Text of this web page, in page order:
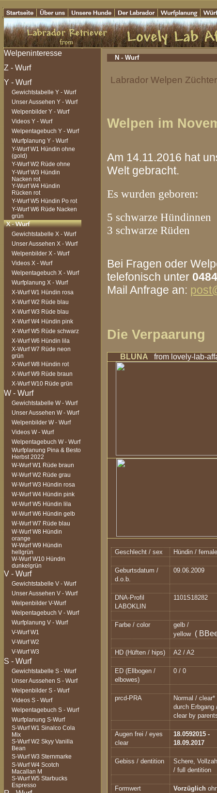
Gewichtstabelle Y - Wurf
Unser Aussehen Y - Wurf
Welpenbilder Y - Wurf
Videos Y - Wurf
Welpentagebuch Y - Wurf
Wurfplanung Y - Wurf
Y-Wurf W1 Hündin ohne
(gold)
Y-Wurf W2 Rüde ohne
Y-Wurf W3 Hündin
Nacken rot
Y-Wurf W4 Hündin
Rücken rot
Y-Wurf W5 Hündin Po rot
Y-Wurf W6 Rüde Nacken
grün
Gewichtstabelle X - Wurf
Unser Aussehen X - Wurf
Welpenbilder X - Wurf
Videos X - Wurf
Welpentagebuch X - Wurf
Wurfplanung X - Wurf
X-Wurf W1 Hündin rosa
X-Wurf W2 Rüde blau
X-Wurf W3 Rüde blau
X-Wurf W4 Hündin pink
X-Wurf W5 Rüde schwarz
X-Wurf W6 Hündin lila
X-Wurf W7 Rüde neon
grün
X-Wurf W8 Hündin rot
X-Wurf W9 Rüde braun
X-Wurf W10 Rüde grün
Gewichtstabelle W - Wurf
Unser Aussehen W - Wurf
Welpenbilder W - Wurf
Videos W - Wurf
Welpentagebuch W - Wurf
Wurfplanung Pina & Besto
Herbst 2022
W-Wurf W1 Rüde braun
W-Wurf W2 Rüde grau
W-Wurf W3 Hündin rosa
W-Wurf W4 Hündin pink
W-Wurf W5 Hündin lila
W-Wurf W6 Hündin gelb
W-Wurf W7 Rüde blau
W-Wurf W8 Hündin
orange
W-Wurf W9 Hündin
hellgrün
W-Wurf W10 Hündin
dunkelgrün
Gewichtstabelle V - Wurf
Unser Aussehen V - Wurf
Welpenbilder V-Wurf
Welpentagebuch V - Wurf
Wurfplanung V - Wurf
V-Wurf W1
V-Wurf W2
V-Wurf W3
Gewichtstabelle S - Wurf
Unser Aussehen S - Wurf
Welpenbilder S - Wurf
Videos S - Wurf
Welpentagebuch S - Wurf
Wurfplanung S-Wurf
S-Wurf W1 Sinalco Cola
Mix
S-Wurf W2 Skyy Vanilla
Bean
S-Wurf W3 Sternmarke
S-Wurf W4 Scotch
Macallan M
S-Wurf W5 Starbucks
Espresso
N - Wurf
Labrador Welpen
Welpen im
Am 14.11.2016 hat
Welt gebracht.
Es wurden geboren:
5 schwarze Hündinnen
3 schwarze Rüden
Bei Fragen oder
telefonisch unter
Mail Anfrage an:
Die Verpaarung
BLUNA from lovely-lab-
Geschlecht / sex Hündin /
Geburtsdatum /
d.o.b.
09.06.2009
DNA-Profil
LABOKLIN
1101S18282
Farbe / color
gelb /
yellow (
HD (Hüften / hips) A2 / A2
ED (Ellbogen /
elbowes)
0 / 0
prcd-PRA
Normal / clear*
durch Erbgang
clear by
Augen frei / eyes
clear
18.0592015 -
18.09.2017
Gebiss / dentition
Schere,
/ full dentition
Formwert Vorzüglich